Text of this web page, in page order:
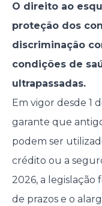
O direito ao
proteção dos
discriminação
condições de
ultrapassadas.
Em vigor desde 1
garante que
podem ser
crédito ou a
2026, a legislação
de prazos e o